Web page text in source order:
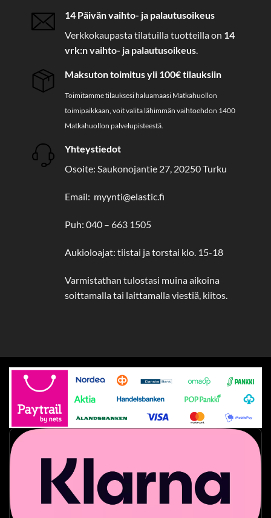
14 Päivän vaihto- ja palautusoikeus
Verkkokaupasta tilatuilla tuotteilla on 14
vrk:n vaihto- ja palautusoikeus.
Maksuton toimitus yli 100€ tilauksiin
Toimitamme tilauksesi haluamaasi Matkahuollon
toimipaikkaan, voit valita lähimmän vaihtoehdon 1400
Matkahuollon palvelupisteestä.
Yhteystiedot
Osoite: Saukonojantie 27, 20250 Turku
Email: myynti@elastic.fi
Puh: 040 – 663 1505
Aukioloajat: tiistai ja torstai klo. 15-18
Varmistathan tulostasi muina aikoina
soittamalla tai laittamalla viestiä, kiitos.